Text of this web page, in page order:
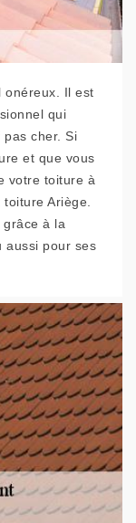
onéreux. Il est
qui
cher. Si
et que vous
votre toiture à
Ariège.
grâce à la
aussi pour ses